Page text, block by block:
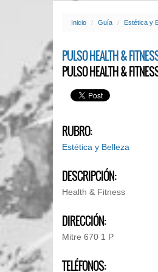
Inicio Guía Estética y
PULSO HEALTH &
PULSO HEALTH &
RUBRO:
Estética y Belleza
DESCRIPCIÓN:
Health & Fitness
DIRECCIÓN:
Mitre 670 1 P
TELÉFONOS: